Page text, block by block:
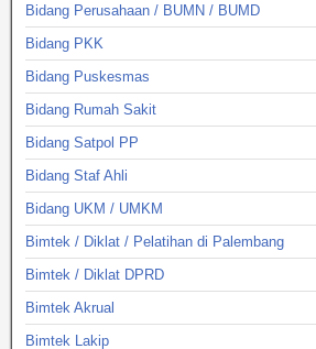
Bidang Perusahaan / BUMN / BUMD
Bidang PKK
Bidang Puskesmas
Bidang Rumah Sakit
Bidang Satpol PP
Bidang Staf Ahli
Bidang UKM / UMKM
Bimtek / Diklat / Pelatihan di Palembang
Bimtek / Diklat DPRD
Bimtek Akrual
Bimtek Lakip